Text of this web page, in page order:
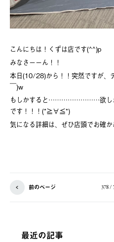
こんにちは！くずは店です(^^)p
みなさーーん！！
本日(10/28)から！！突然ですが、
￣)w
もしかすると……………………欲しか
です！！！(*≧∀≦*)
気になる詳細は、ぜひ店頭でお確
前のページ 378 /
最近の記事